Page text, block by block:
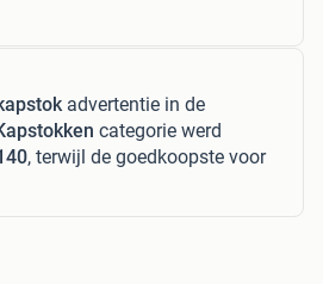
advertentie in de
categorie werd
, terwijl de goedkoopste voor